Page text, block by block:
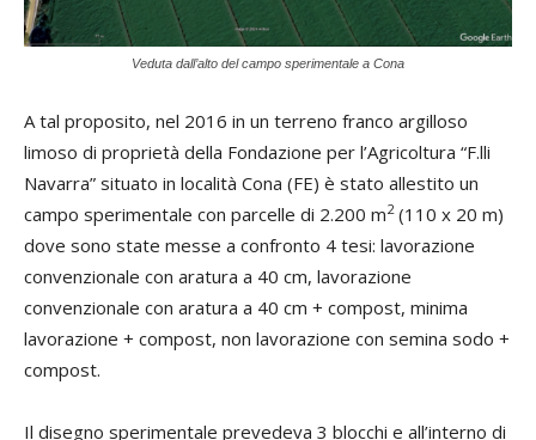
Veduta dall’alto del campo sperimentale a Cona
A tal proposito, nel 2016 in un terreno franco argilloso
limoso di proprietà della Fondazione per l’Agricoltura “F.lli
Navarra” situato in località Cona (FE) è stato allestito un
campo sperimentale con parcelle di 2.200 m2(110 x 20 m)
dove sono state messe a confronto 4 tesi: lavorazione
convenzionale con aratura a 40 cm, lavorazione
convenzionale con aratura a 40 cm + compost, minima
lavorazione + compost, non lavorazione con semina sodo +
compost.
Il disegno sperimentale prevedeva 3 blocchi e all’interno di